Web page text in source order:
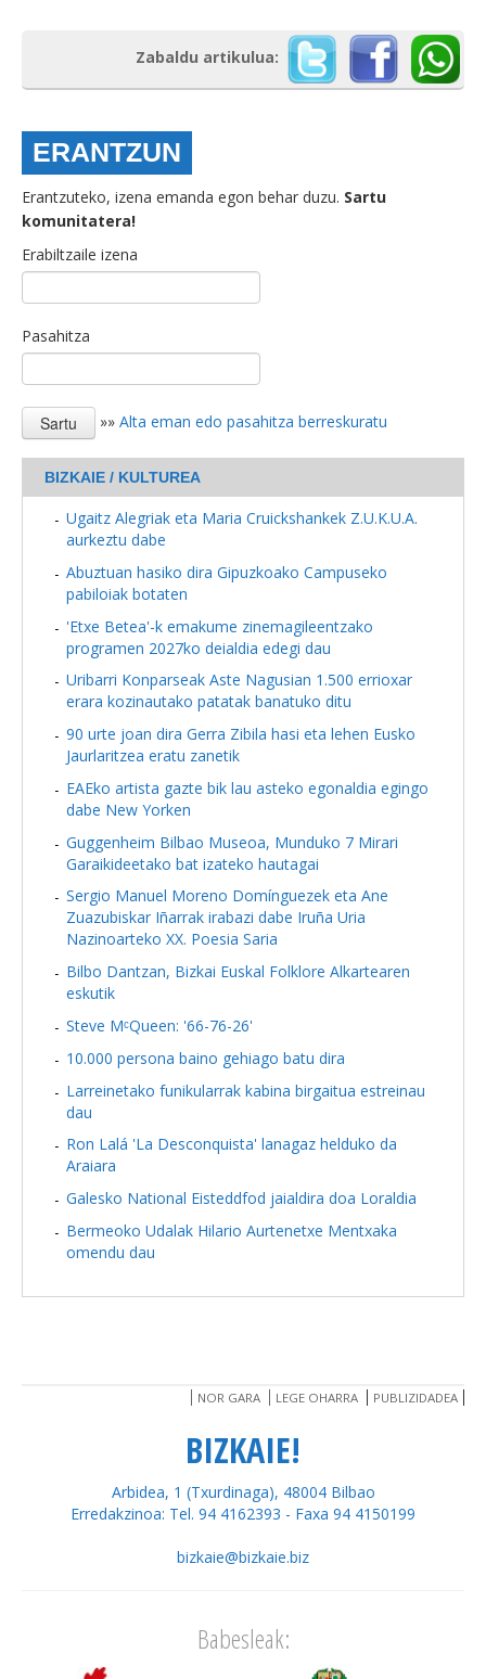
Zabaldu artikulua:
ERANTZUN
Erantzuteko, izena emanda egon behar duzu. Sartu
komunitatera!
Erabiltzaile izena
Pasahitza
»» Alta eman edo pasahitza berreskuratu
BIZKAIE / KULTUREA
Ugaitz Alegriak eta Maria Cruickshankek Z.U.K.U.A.
aurkeztu dabe
Abuztuan hasiko dira Gipuzkoako Campuseko
pabiloiak botaten
'Etxe Betea'-k emakume zinemagileentzako
programen 2027ko deialdia edegi dau
Uribarri Konparseak Aste Nagusian 1.500 errioxar
erara kozinautako patatak banatuko ditu
90 urte joan dira Gerra Zibila hasi eta lehen Eusko
Jaurlaritzea eratu zanetik
EAEko artista gazte bik lau asteko egonaldia egingo
dabe New Yorken
Guggenheim Bilbao Museoa, Munduko 7 Mirari
Garaikideetako bat izateko hautagai
Sergio Manuel Moreno Domínguezek eta Ane
Zuazubiskar Iñarrak irabazi dabe Iruña Uria
Nazinoarteko XX. Poesia Saria
Bilbo Dantzan, Bizkai Euskal Folklore Alkartearen
eskutik
Steve MᶜQueen: '66-76-26'
10.000 persona baino gehiago batu dira
Larreinetako funikularrak kabina birgaitua estreinau
dau
Ron Lalá 'La Desconquista' lanagaz helduko da
Araiara
Galesko National Eisteddfod jaialdira doa Loraldia
Bermeoko Udalak Hilario Aurtenetxe Mentxaka
omendu dau
NOR GARA LEGE OHARRA PUBLIZIDADEA
BIZKAIE!
Arbidea, 1 (Txurdinaga), 48004 Bilbao
Erredakzinoa: Tel. 94 4162393 - Faxa 94 4150199
bizkaie@bizkaie.biz
Babesleak: